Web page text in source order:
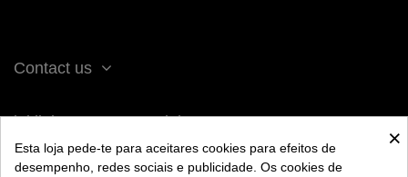
Contact us
iqitlinksmanager module
×
Esta loja pede-te para aceitares cookies para efeitos de
desempenho, redes sociais e publicidade. Os cookies de